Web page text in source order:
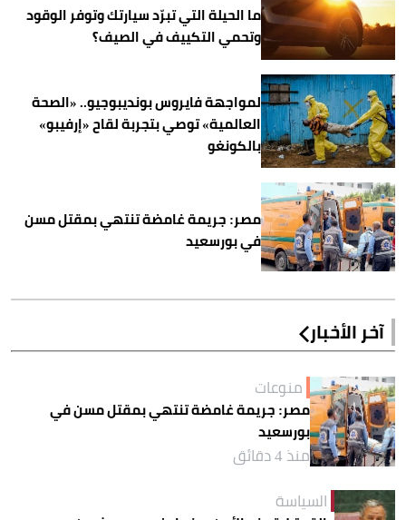
ما الحيلة التي تبرّد سيارتك وتوفر الوقود
وتحمي التكييف في الصيف؟
لمواجهة فايروس بونديبوجيو.. «الصحة
العالمية» توصي بتجربة لقاح «إرفيبو»
بالكونغو
مصر: جريمة غامضة تنتهي بمقتل مسن
في بورسعيد
آخر الأخبار
منوعات
مصر: جريمة غامضة تنتهي بمقتل مسن في
بورسعيد
منذ 4 دقائق
السياسة